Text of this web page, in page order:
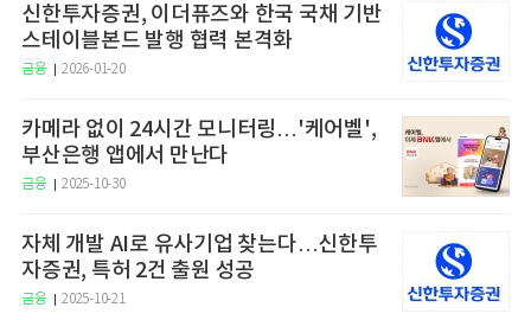
신한투자증권, 이더퓨즈와 한국 국채 기반
스테이블본드 발행 협력 본격화
금융 2026-01-20
카메라 없이 24시간 모니터링…'케어벨',
부산은행 앱에서 만난다
금융 2025-10-30
자체 개발 AI로 유사기업 찾는다…신한투
자증권, 특허 2건 출원 성공
금융 2025-10-21